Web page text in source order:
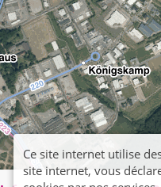
Ce site internet utilise
site internet, vous